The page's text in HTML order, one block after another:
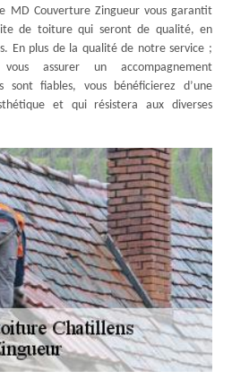
MD Couverture Zingueur vous garantit
de toiture qui seront de qualité, en
En plus de la qualité de notre service ;
assurer un accompagnement
sont fiables, vous bénéficierez d’une
et qui résistera aux diverses